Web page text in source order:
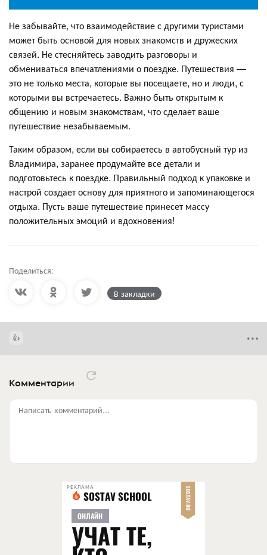
Не забывайте, что взаимодействие с другими туристами
может быть основой для новых знакомств и дружеских
связей. Не стесняйтесь заводить разговоры и
обмениваться впечатлениями о поездке. Путешествия —
это не только места, которые вы посещаете, но и люди, с
которыми вы встречаетесь. Важно быть открытым к
общению и новым знакомствам, что сделает ваше
путешествие незабываемым.
Таким образом, если вы собираетесь в автобусный тур из
Владимира, заранее продумайте все детали и
подготовьтесь к поездке. Правильный подход к упаковке и
настрой создает основу для приятного и запоминающегося
отдыха. Пусть ваше путешествие принесет массу
положительных эмоций и вдохновения!
Поделиться:
В закладки
Комментарии
Написать комментарий...
РЕКЛАМА